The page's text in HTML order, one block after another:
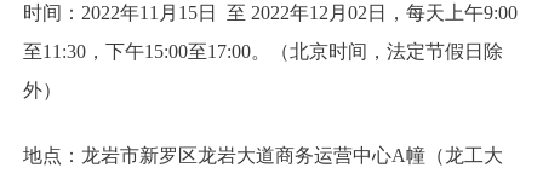
时间：2022年11月15日 至 2022年12月02日，每天上午9:00
至11:30，下午15:00至17:00。（北京时间，法定节假日除
外）
地点：龙岩市新罗区龙岩大道商务运营中心A幢（龙工大